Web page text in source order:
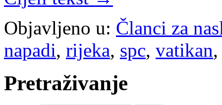
Objavljeno u: Članci za
napadi, rijeka, spc, vatikan
Pretraživanje